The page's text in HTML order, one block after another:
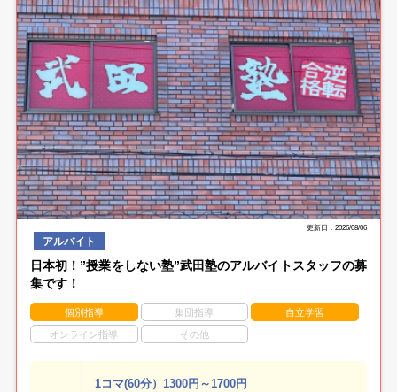
更新日：2026/08/06
アルバイト
日本初！”授業をしない塾”武田塾のアルバイトスタッフの募
集です！
個別指導 集団指導 自立学習
オンライン指導 その他
1コマ(60分）1300円～1700円